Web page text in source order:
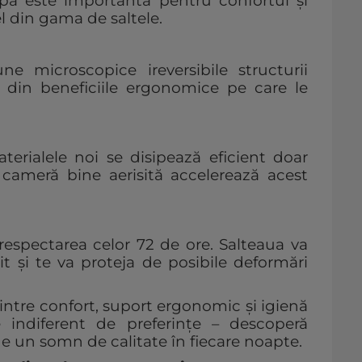
din gama de saltele.
microscopice ireversibile structurii
beneficiile ergonomice pe care le
noi se disipează eficient doar
bine aerisită accelerează acest
celor 72 de ore. Salteaua va
și te va proteja de posibile deformări
confort, suport ergonomic și igienă
de preferințe – descoperă
un somn de calitate în fiecare noapte.